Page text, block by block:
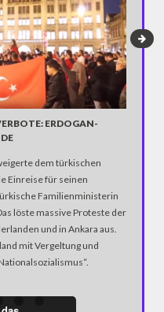
ERDOGAN-
dem türkischen
Einreise für seinen
Familienministerin
löste massive Proteste der
und in Ankara aus.
mit Vergeltung und